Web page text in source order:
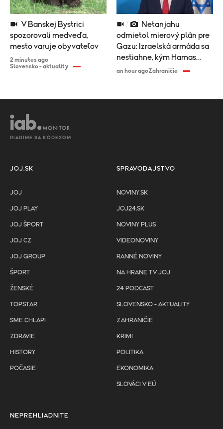
spozorovali medveďa,
mesto varuje obyvateľov
2 minutes ago
Slovensko - aktuality
odmietol mierový plán pre
Gazu: Izraelská armáda sa
nestiahne, kým Hamas
nezloží zbrane
an hour agoZahraničie
RIADIME SA KÓDEXOM
JOJ.SK
JOJ
JOJ PLAY
JOJ ŠPORT
JOJ CZ
JOJ GROUP
ŠPORT
ŽENSKÉ
TOPSTAR
SME CHLAPI
ZDRAVIE
HISTORY
POČASIE
SPRAVODAJSTVO
NOVINY.SK
JOJ24.SK
NOVINY PLUS
VIDEONOVINY
RANNÉ NOVINY
NA HRANE TV JOJ
24 PODCAST
SLOVENSKO - AKTUALITY
ZAHRANIČIE
KRIMI
POLITIKA
EKONOMIKA
SLOVÁCI V EÚ
NEPREHLIADNITE